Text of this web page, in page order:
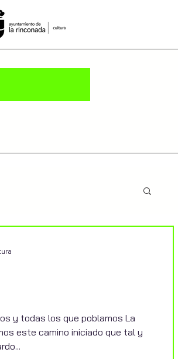
y todas los que poblamos La
este camino iniciado que tal y